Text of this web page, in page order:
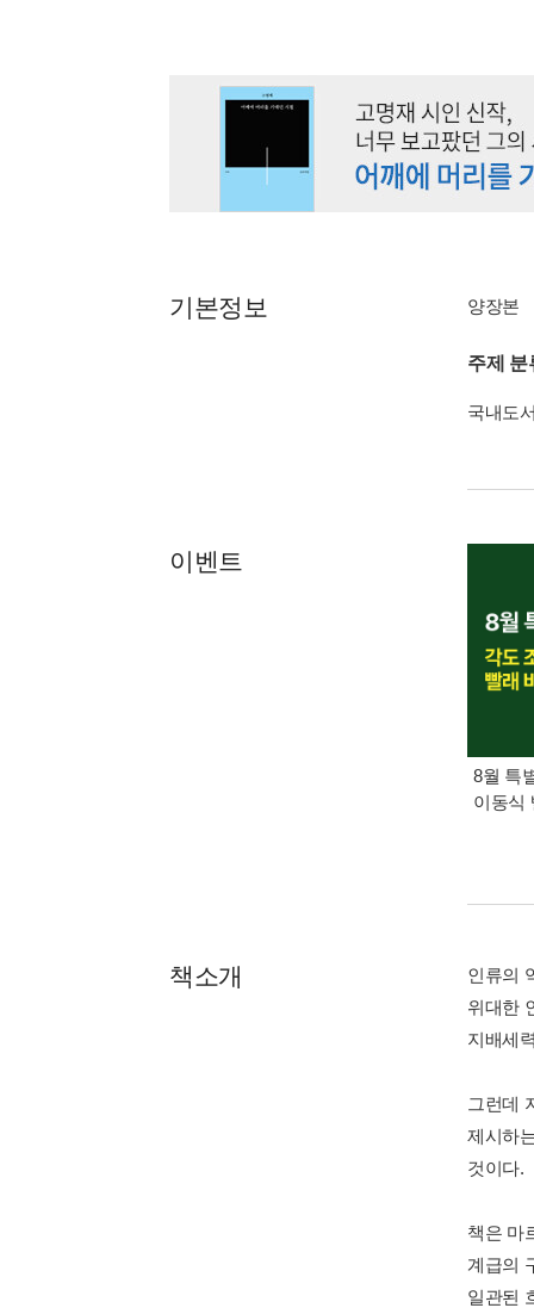
기본정보 양장본
주제 분
국내도
이벤트
8월 특
이동식
책소개
인류의
위대한
지배세
그런데
제시하
것이다.
책은 마
계급의
일관된